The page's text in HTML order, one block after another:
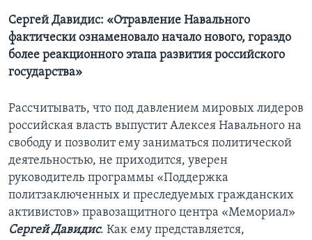
Сергей Давидис: «Отравление Навального
фактически ознаменовало начало нового, гораздо
более реакционного этапа развития российского
государства»
Рассчитывать, что под давлением мировых лидеров
российская власть выпустит Алексея Навального на
свободу и позволит ему заниматься политической
деятельностью, не приходится, уверен
руководитель программы «Поддержка
политзаключенных и преследуемых гражданских
активистов» правозащитного центра «Мемориал»
Сергей Давидис. Как ему представляется,